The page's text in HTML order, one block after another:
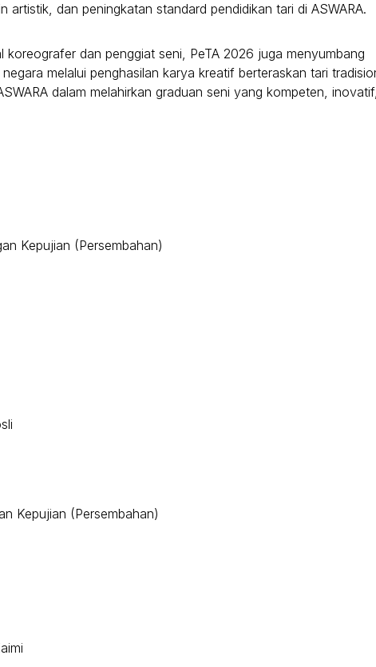
dan peningkatan standard pendidikan tari di ASWARA.
dan penggiat seni, PeTA 2026 juga menyumbang
melalui penghasilan karya kreatif berteraskan tari
dalam melahirkan graduan seni yang kompeten, inovatif,
Kepujian (Persembahan)
Wardina Rosli
Kepujian (Persembahan)